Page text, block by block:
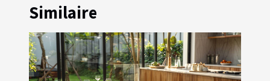
Similaire